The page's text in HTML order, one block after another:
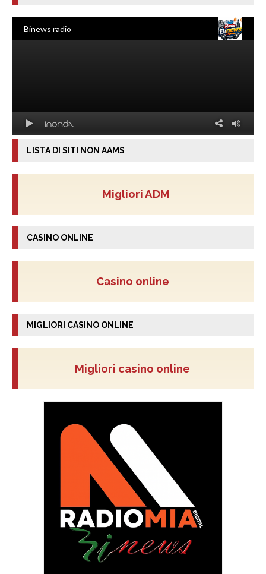
LISTA DI SITI NON AAMS
Migliori ADM
CASINO ONLINE
Casino online
MIGLIORI CASINO ONLINE
Migliori casino online